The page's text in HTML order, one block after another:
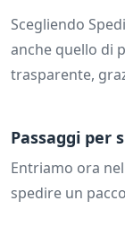
Scegliendo
anche quello di
trasparente,
Passaggi per
Entriamo ora
spedire un